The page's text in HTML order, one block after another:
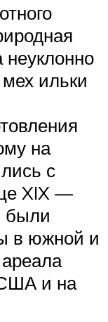
неуклонно
ильки
на
с
XIX —
были
в южной и
и на